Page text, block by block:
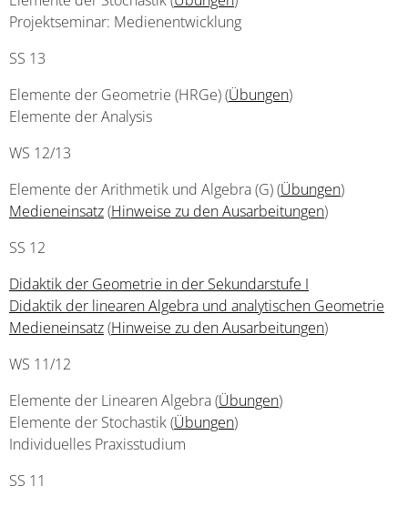
Projektseminar: Medienentwicklung
SS 13
Elemente der Geometrie (HRGe) (Übungen)
Elemente der Analysis
WS 12/13
Elemente der Arithmetik und Algebra (G) (Übungen)
Medieneinsatz(Hinweise zu den Ausarbeitungen)
SS 12
Didaktik der Geometrie in der Sekundarstufe I
Didaktik der linearen Algebra und analytischen Geometrie
Medieneinsatz(Hinweise zu den Ausarbeitungen)
WS 11/12
Elemente der Linearen Algebra (Übungen)
Elemente der Stochastik (Übungen)
Individuelles Praxisstudium
SS 11